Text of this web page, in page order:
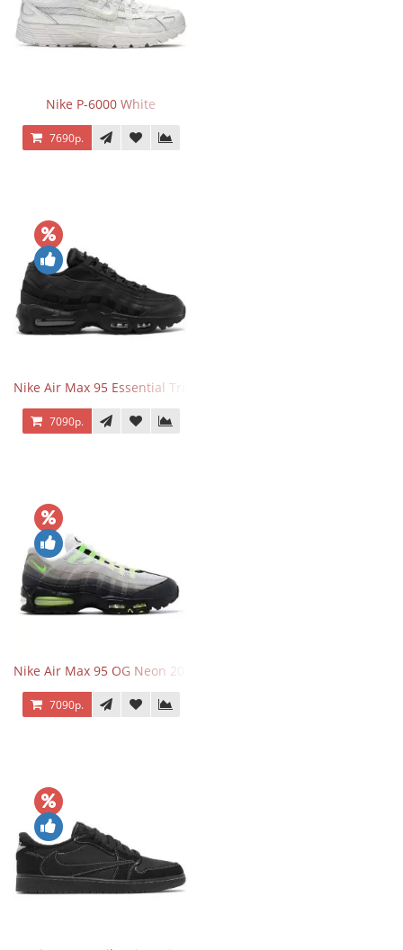
Nike P-6000 White
7690р.
Nike Air Max 95 Essential Triple Black
7090р.
Nike Air Max 95 OG Neon 2025
7090р.